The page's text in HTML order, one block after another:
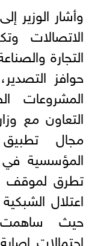
وأشار الوزير
الاتصالات
التجارة
حوافز
المشروعات
التعاون مع
مجال تطبيق
المؤسسية في
تطرق لموقف
اعتلال
حيث
احتمالات